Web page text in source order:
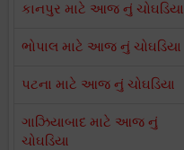
કાનપુર માટે આજ નું ચોઘડિયા
ભોપાલ માટે આજ નું ચોઘડિયા
પટના માટે આજ નું ચોઘડિયા
ગાઝિયાબાદ માટે આજ નું
ચોઘડિયા